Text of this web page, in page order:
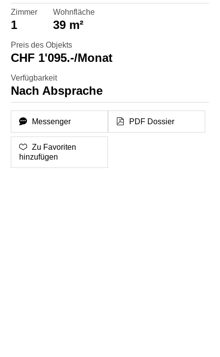
Zimmer
1
Wohnfläche
39 m²
Preis des Objekts
CHF 1'095.-/Monat
Verfügbarkeit
Nach Absprache
Messenger PDF Dossier
Zu Favoriten
hinzufügen